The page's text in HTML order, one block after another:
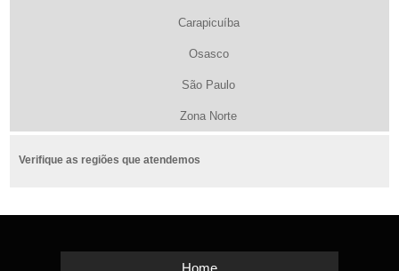
Carapicuíba
Osasco
São Paulo
Zona Norte
Verifique as regiões que atendemos